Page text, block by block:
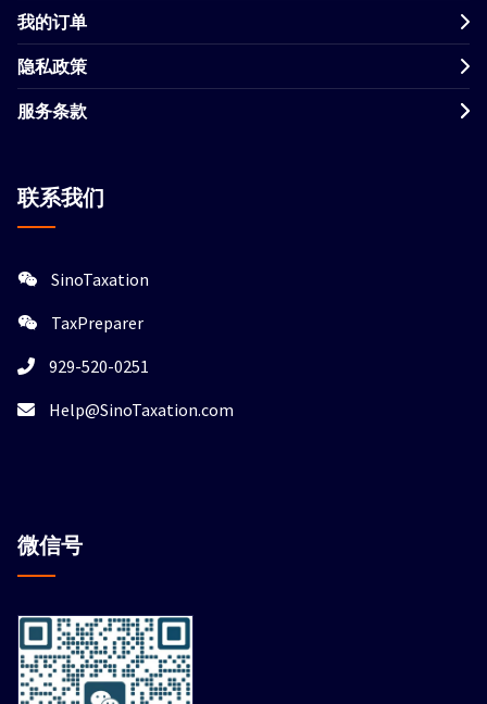
我的订单
隐私政策
服务条款
联系我们
SinoTaxation
TaxPreparer
929-520-0251
Help@SinoTaxation.com
微信号